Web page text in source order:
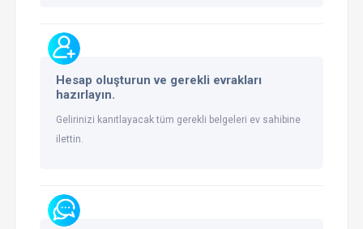
Hesap oluşturun ve gerekli evrakları
hazırlayın.
Gelirinizi kanıtlayacak tüm gerekli belgeleri ev sahibine
ilettin.